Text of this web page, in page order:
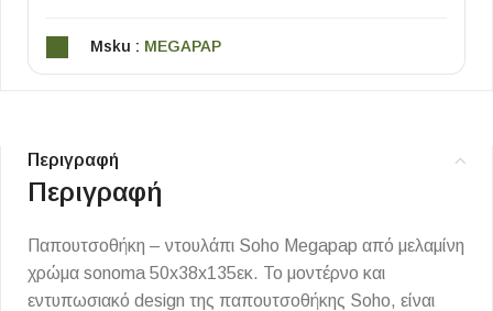
Msku : MEGAPAP
Περιγραφή
Περιγραφή
Παπουτσοθήκη – ντουλάπι Soho Megapap από μελαμίνη
χρώμα sonoma 50x38x135εκ. Το μοντέρνο και
εντυπωσιακό design της παπουτσοθήκης Soho, είναι